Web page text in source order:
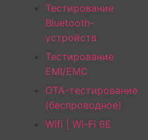
Тестирование
Bluetooth-
устройств
Тестирование
EMI/EMC
OTA-тестирование
(беспроводное)
Wifi | Wi-Fi 6E